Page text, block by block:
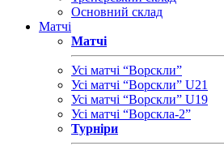
Основний склад
Матчі
Матчі
Усі матчі “Ворскли”
Усі матчі “Ворскли” U21
Усі матчі “Ворскли” U19
Усі матчі “Ворскла-2”
Турніри